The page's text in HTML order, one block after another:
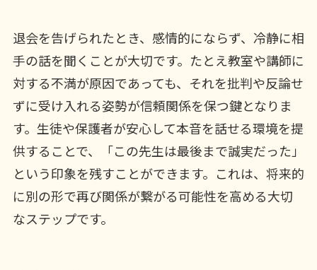
退会を告げられたとき、感情的にならず、冷静に相
手の話を聞くことが大切です。たとえ教室や講師に
対する不満が原因であっても、それを批判や反論せ
ずに受け入れる姿勢が信頼関係を保つ鍵となりま
す。生徒や保護者が安心して本音を話せる環境を提
供することで、「この先生は最後まで誠実だった」
という印象を残すことができます。これは、将来的
に別の形で再び関係が繋がる可能性を高める大切
なステップです。